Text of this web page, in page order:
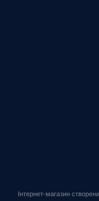
Інтернет-магазин